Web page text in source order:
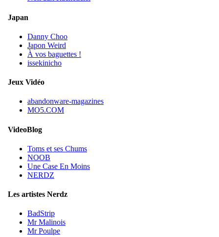
Japan
Danny Choo
Japon Weird
À vos baguettes !
issekinicho
Jeux Vidéo
abandonware-magazines
MO5.COM
VideoBlog
Toms et ses Chums
NOOB
Une Case En Moins
NERDZ
Les artistes Nerdz
BadStrip
Mr Malinois
Mr Poulpe